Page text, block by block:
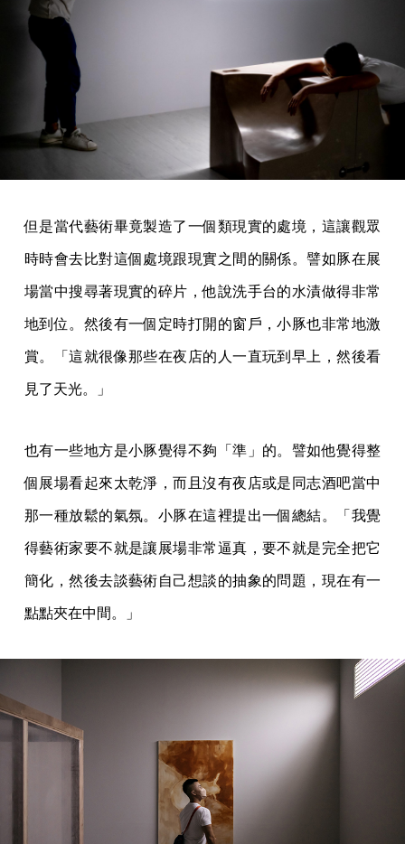
但是當代藝術畢竟製造了一個類現實的處境，這讓觀眾
時時會去比對這個處境跟現實之間的關係。譬如豚在展
場當中搜尋著現實的碎片，他說洗手台的水漬做得非常
地到位。然後有一個定時打開的窗戶，小豚也非常地激
賞。「這就很像那些在夜店的人一直玩到早上，然後看
見了天光。」
也有一些地方是小豚覺得不夠「準」的。譬如他覺得整
個展場看起來太乾淨，而且沒有夜店或是同志酒吧當中
那一種放鬆的氣氛。小豚在這裡提出一個總結。「我覺
得藝術家要不就是讓展場非常逼真，要不就是完全把它
簡化，然後去談藝術自己想談的抽象的問題，現在有一
點點夾在中間。」